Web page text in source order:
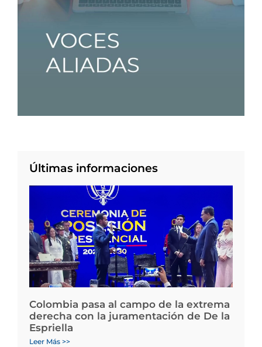
Últimas informaciones
Colombia pasa al campo de la extrema
derecha con la juramentación de De la
Espriella
Leer Más >>